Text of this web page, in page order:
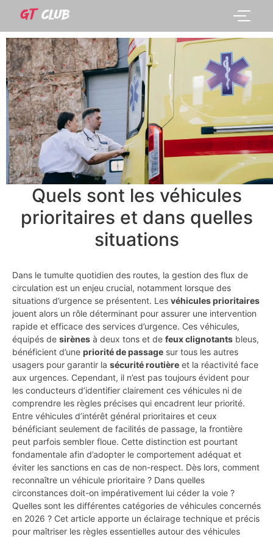
Quels sont les véhicules
prioritaires et dans quelles
situations
Dans le tumulte quotidien des routes, la gestion des flux de
circulation est un enjeu crucial, notamment lorsque des
situations d’urgence se présentent. Les véhicules prioritaires
jouent alors un rôle déterminant pour assurer une intervention
rapide et efficace des services d’urgence. Ces véhicules,
équipés de sirènes à deux tons et de feux clignotants bleus,
bénéficient d’une priorité de passage sur tous les autres
usagers pour garantir la sécurité routière et la réactivité face
aux urgences. Cependant, il n’est pas toujours évident pour
les conducteurs d’identifier clairement ces véhicules ni de
comprendre les règles précises qui encadrent leur priorité.
Entre véhicules d’intérêt général prioritaires et ceux
bénéficiant seulement de facilités de passage, la frontière
peut parfois sembler floue. Cette distinction est pourtant
fondamentale afin d’adopter le comportement adéquat et
éviter les sanctions en cas de non-respect. Dès lors, comment
reconnaître un véhicule prioritaire ? Dans quelles
circonstances doit-on impérativement lui céder la voie ?
Quelles sont les différentes catégories de véhicules concernés
en 2026 ? Cet article apporte un éclairage technique et précis
pour maîtriser les règles essentielles autour des véhicules